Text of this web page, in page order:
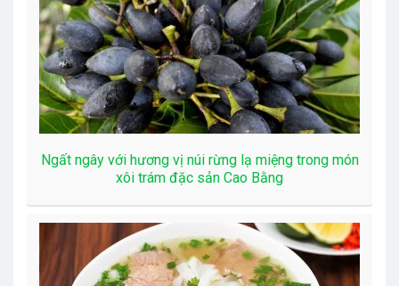
Ngất ngây với hương vị núi rừng lạ miệng trong món
xôi trám đặc sản Cao Bằng